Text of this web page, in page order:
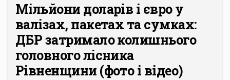
Мільйони доларів і євро у
валізах, пакетах та сумках:
ДБР затримало колишнього
головного лісника
Рівненщини (фото і відео)